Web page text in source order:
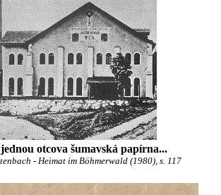
jednou otcova šumavská papírna...
- Heimat im Böhmerwald (1980), s. 117